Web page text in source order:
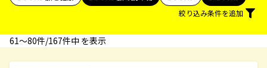
絞り込み条件を追加
61〜80件/167件中 を表示